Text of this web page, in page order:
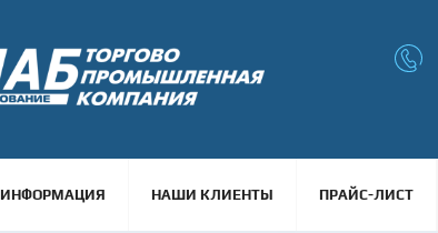
ИНФОРМАЦИЯ НАШИ КЛИЕНТЫ ПРАЙС-ЛИСТ